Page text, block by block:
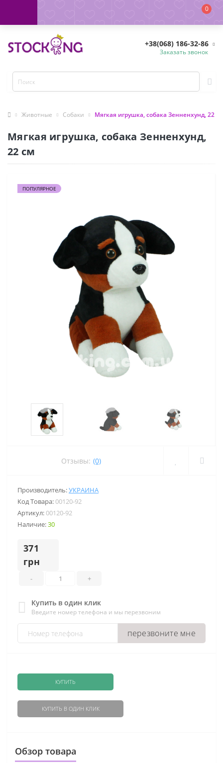
0
+38(068) 186-32-86
Заказать звонок
Животные Собаки Мягкая игрушка, собака Зенненхунд, 22 см
Мягкая игрушка, собака Зенненхунд,
22 см
ПОПУЛЯРНОЕ
Отзывы: (0)
Производитель:УКРАИНА
Код Товара:00120-92
Артикул:00120-92
Наличие:30
371
грн
- +
Купить в один клик
Введите номер телефона и мы перезвоним
перезвоните мне
КУПИТЬ
КУПИТЬ В ОДИН КЛИК
Обзор товара